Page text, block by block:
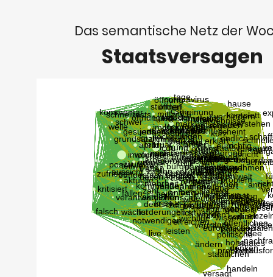
Das semantische Netz der
Staatsversagen